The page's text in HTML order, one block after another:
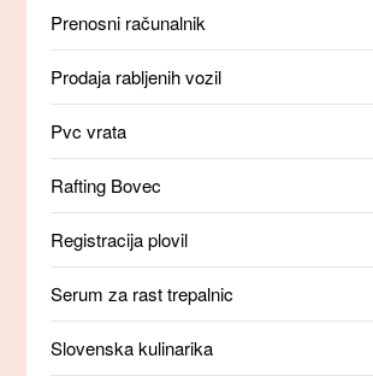
Prenosni računalnik
Prodaja rabljenih vozil
Pvc vrata
Rafting Bovec
Registracija plovil
Serum za rast trepalnic
Slovenska kulinarika